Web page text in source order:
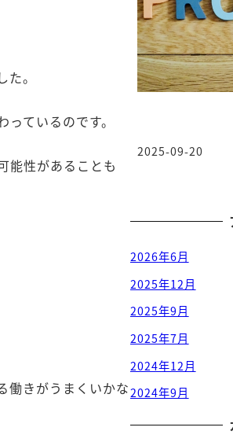
。
ているのです。
能性があることも
働きがうまくいかな
投稿日
2025-09-20
2026年6月
2025年12月
2025年9月
2025年7月
2024年12月
2024年9月